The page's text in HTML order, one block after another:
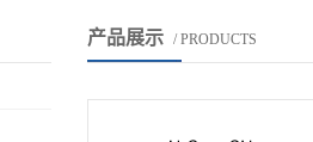
产品展示 / PRODUCTS